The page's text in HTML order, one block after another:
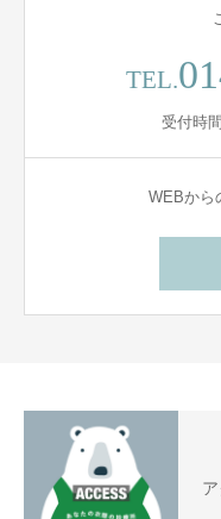
TEL.
受付時
WEBから